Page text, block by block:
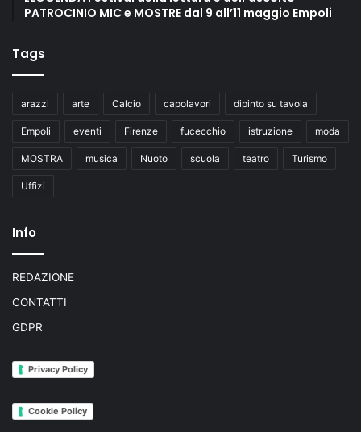
PATROCINIO MIC e MOSTRE dal 9 all’11 maggio Empoli
Tags
arazzi arte Calcio capolavori dipinto su tavola
Empoli eventi Firenze fucecchio istruzione moda
MOSTRA musica Nuoto scuola teatro Turismo
Uffizi
Info
REDAZIONE
CONTATTI
GDPR
Privacy Policy
Cookie Policy